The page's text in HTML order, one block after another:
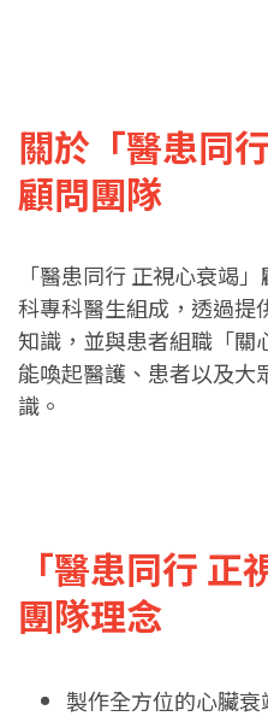
關於「醫患同
顧問團隊
「醫患同行 正視心衰竭
科專科醫生組成，透過提
知識，並與患者組職「關
能喚起醫護、患者以及大
識。
「醫患同行
團隊理念
製作全方位的心臟